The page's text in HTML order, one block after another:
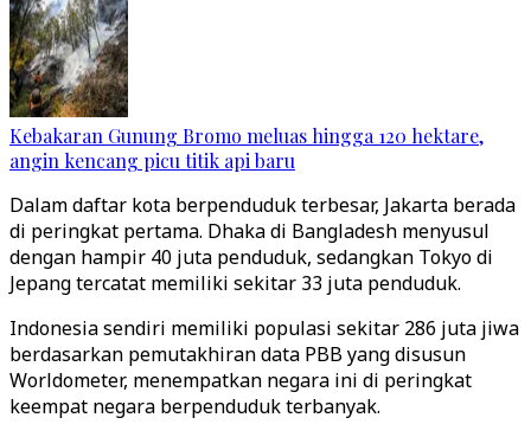
Kebakaran Gunung Bromo meluas hingga 120 hektare,
angin kencang picu titik api baru
Dalam daftar kota berpenduduk terbesar, Jakarta berada
di peringkat pertama. Dhaka di Bangladesh menyusul
dengan hampir 40 juta penduduk, sedangkan Tokyo di
Jepang tercatat memiliki sekitar 33 juta penduduk.
Indonesia sendiri memiliki populasi sekitar 286 juta jiwa
berdasarkan pemutakhiran data PBB yang disusun
Worldometer, menempatkan negara ini di peringkat
keempat negara berpenduduk terbanyak.